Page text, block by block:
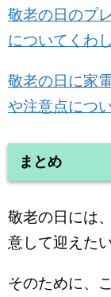
敬老の日のプ
についてくわ
敬老の日に家
や注意点につ
まとめ
敬老の日には
意して迎えた
そのために、